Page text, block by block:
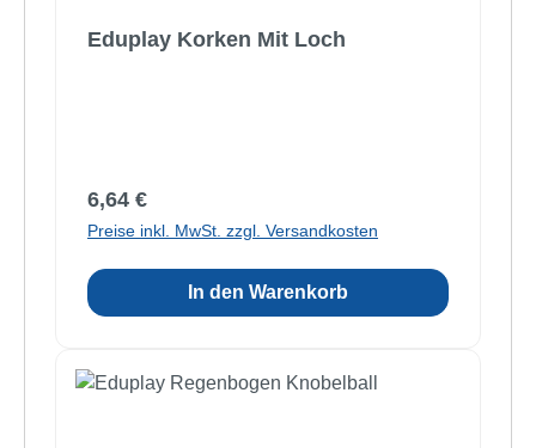
Eduplay Korken Mit Loch
Regulärer Preis:
6,64 €
Preise inkl. MwSt. zzgl. Versandkosten
In den Warenkorb